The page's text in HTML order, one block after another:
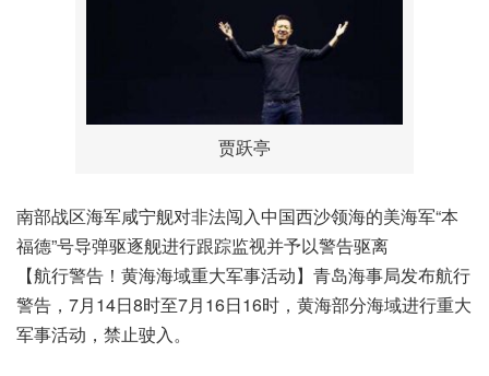
贾跃亭
南部战区海军咸宁舰对非法闯入中国西沙领海的美海军“本
福德”号导弹驱逐舰进行跟踪监视并予以警告驱离
【航行警告！黄海海域重大军事活动】青岛海事局发布航行
警告，7月14日8时至7月16日16时，黄海部分海域进行重大
军事活动，禁止驶入。